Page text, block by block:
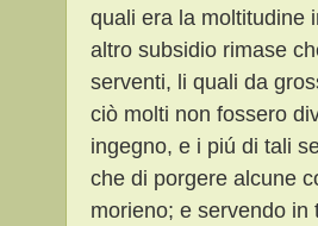
quali era la moltitudine
altro subsidio rimase
serventi, li quali da
ciò molti non fossero
ingegno, e i piú di tali
che di porgere alcune
morieno; e servendo